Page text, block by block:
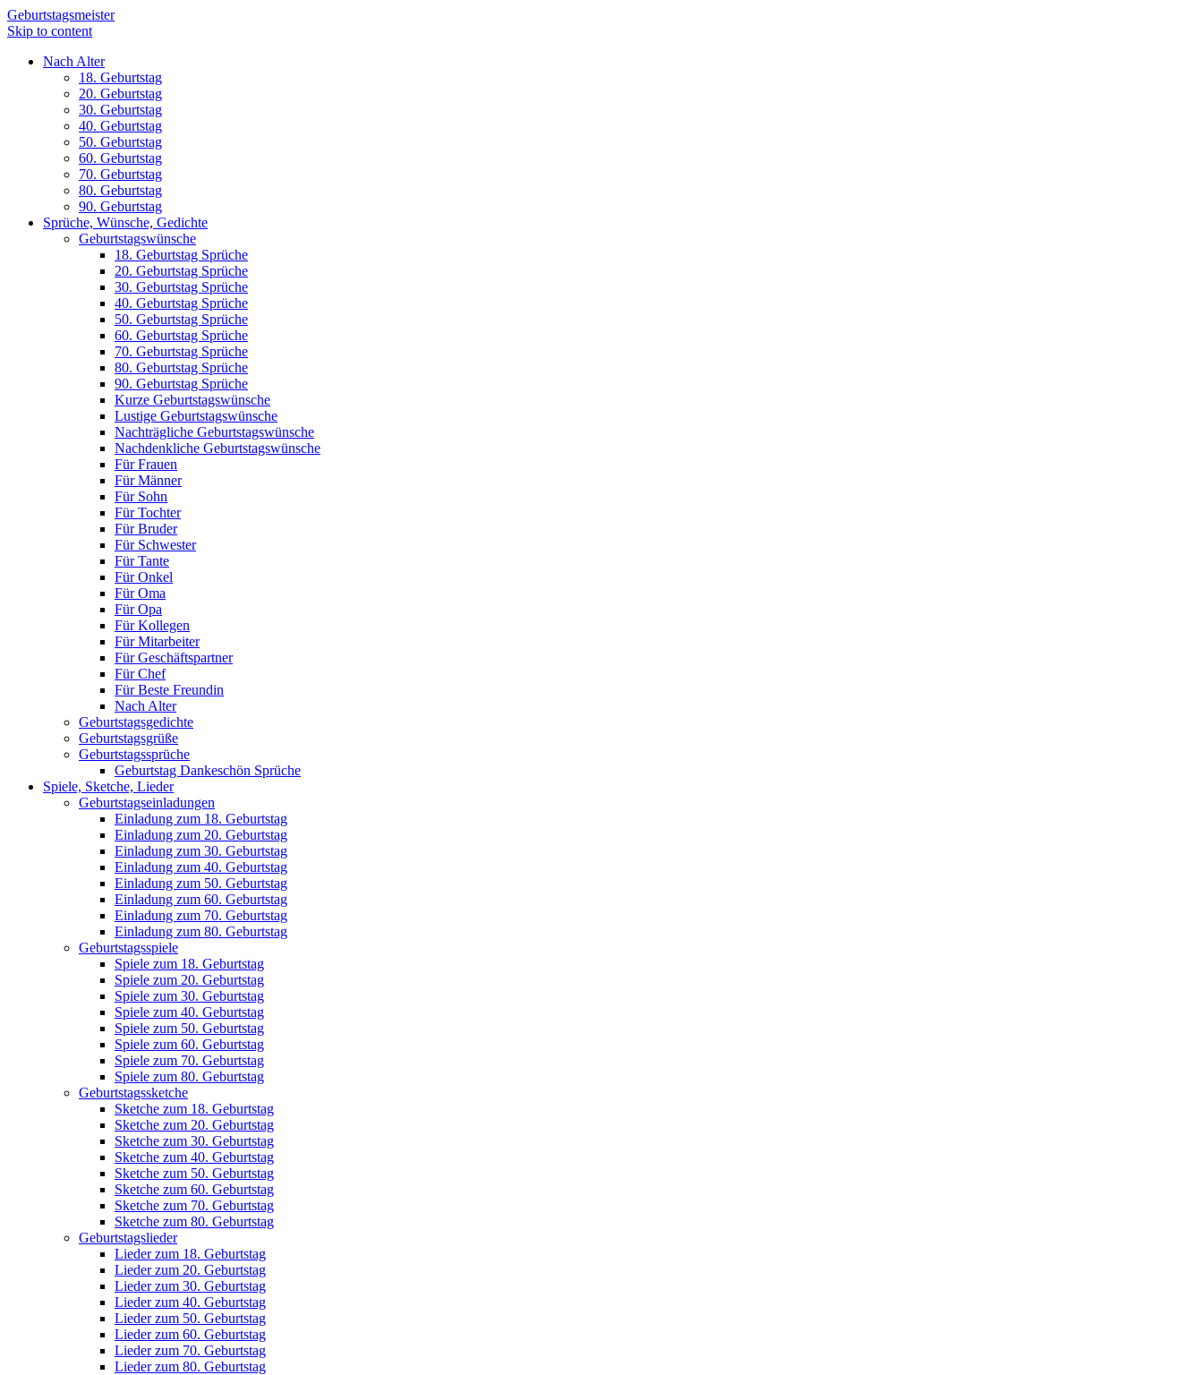
Geburtstagsmeister
Skip to content
Nach Alter
18. Geburtstag
20. Geburtstag
30. Geburtstag
40. Geburtstag
50. Geburtstag
60. Geburtstag
70. Geburtstag
80. Geburtstag
90. Geburtstag
Sprüche, Wünsche, Gedichte
Geburtstagswünsche
18. Geburtstag Sprüche
20. Geburtstag Sprüche
30. Geburtstag Sprüche
40. Geburtstag Sprüche
50. Geburtstag Sprüche
60. Geburtstag Sprüche
70. Geburtstag Sprüche
80. Geburtstag Sprüche
90. Geburtstag Sprüche
Kurze Geburtstagswünsche
Lustige Geburtstagswünsche
Nachträgliche Geburtstagswünsche
Nachdenkliche Geburtstagswünsche
Für Frauen
Für Männer
Für Sohn
Für Tochter
Für Bruder
Für Schwester
Für Tante
Für Onkel
Für Oma
Für Opa
Für Kollegen
Für Mitarbeiter
Für Geschäftspartner
Für Chef
Für Beste Freundin
Nach Alter
Geburtstagsgedichte
Geburtstagsgrüße
Geburtstagssprüche
Geburtstag Dankeschön Sprüche
Spiele, Sketche, Lieder
Geburtstagseinladungen
Einladung zum 18. Geburtstag
Einladung zum 20. Geburtstag
Einladung zum 30. Geburtstag
Einladung zum 40. Geburtstag
Einladung zum 50. Geburtstag
Einladung zum 60. Geburtstag
Einladung zum 70. Geburtstag
Einladung zum 80. Geburtstag
Geburtstagsspiele
Spiele zum 18. Geburtstag
Spiele zum 20. Geburtstag
Spiele zum 30. Geburtstag
Spiele zum 40. Geburtstag
Spiele zum 50. Geburtstag
Spiele zum 60. Geburtstag
Spiele zum 70. Geburtstag
Spiele zum 80. Geburtstag
Geburtstagssketche
Sketche zum 18. Geburtstag
Sketche zum 20. Geburtstag
Sketche zum 30. Geburtstag
Sketche zum 40. Geburtstag
Sketche zum 50. Geburtstag
Sketche zum 60. Geburtstag
Sketche zum 70. Geburtstag
Sketche zum 80. Geburtstag
Geburtstagslieder
Lieder zum 18. Geburtstag
Lieder zum 20. Geburtstag
Lieder zum 30. Geburtstag
Lieder zum 40. Geburtstag
Lieder zum 50. Geburtstag
Lieder zum 60. Geburtstag
Lieder zum 70. Geburtstag
Lieder zum 80. Geburtstag